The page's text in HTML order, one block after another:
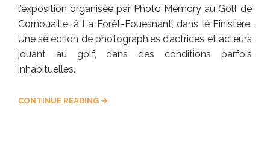
l’exposition organisée par Photo Memory au Golf de
Cornouaille, à La Forêt-Fouesnant, dans le Finistère.
Une sélection de photographies d’actrices et acteurs
jouant au golf, dans des conditions parfois
inhabituelles.
CONTINUE READING →